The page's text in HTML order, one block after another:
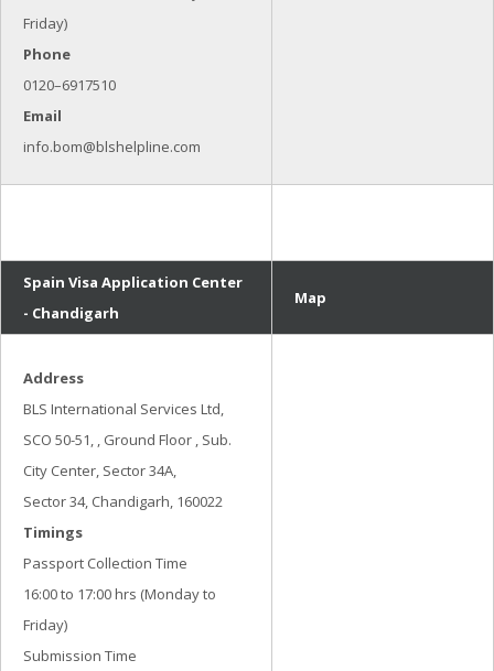
Friday)
Phone
0120–6917510
Email
info.bom@blshelpline.com
Spain Visa Application Center
- Chandigarh
Map
Address
BLS International Services Ltd,
SCO 50-51, , Ground Floor , Sub.
City Center, Sector 34A,
Sector 34, Chandigarh, 160022
Timings
Passport Collection Time
16:00 to 17:00 hrs (Monday to
Friday)
Submission Time